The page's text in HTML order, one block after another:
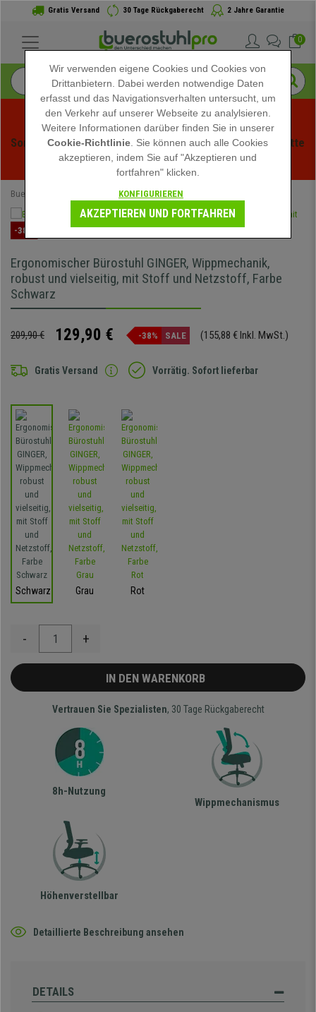
Gratis Versand 30 Tage Rückgaberecht 2 Jahre Garantie
0
Sommerschlussverauf bei buerstuhlpro! Exklusive Rabatte
für kurze Zeit - Aktion ansehen -
Buerostuhlpro FRÜHLINGSANGEBOTE
-38%
Ergonomischer Bürostuhl GINGER, Wippmechanik,
robust und vielseitig, mit Stoff und Netzstoff, Farbe
Schwarz
209,90 € 129,90 € -38% SALE (155,88 € Inkl. MwSt.)
Gratis Versand Vorrätig. Sofort lieferbar
Schwarz Grau Rot
- +
IN DEN WARENKORB
Vertrauen Sie Spezialisten, 30 Tage Rückgaberecht
8h-Nutzung
Wippmechanismus
Höhenverstellbar
Detaillierte Beschreibung ansehen
DETAILS
Wir verwenden eigene Cookies und Cookies von
Drittanbietern. Dabei werden notwendige Daten
erfasst und das Navigationsverhalten untersucht, um
den Verkehr auf unserer Webseite zu analylsieren.
Weitere Informationen darüber finden Sie in unserer
Cookie-Richtlinie . Sie können auch alle Cookies
akzeptieren, indem Sie auf "Akzeptieren und
fortfahren" klicken.
KONFIGURIEREN
AKZEPTIEREN UND FORTFAHREN